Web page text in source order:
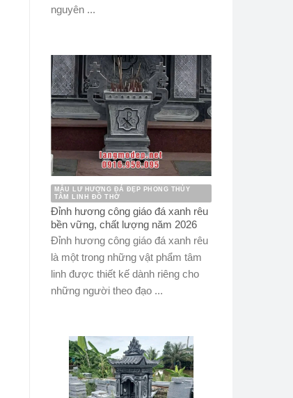
nguyên ...
MẪU LƯ HƯƠNG ĐÁ ĐẸP PHONG THỦY
TÂM LINH ĐỒ THỜ
Đỉnh hương công giáo đá xanh rêu
bền vững, chất lượng năm 2026
Đỉnh hương công giáo đá xanh rêu
là một trong những vật phẩm tâm
linh được thiết kế dành riêng cho
những người theo đạo ...